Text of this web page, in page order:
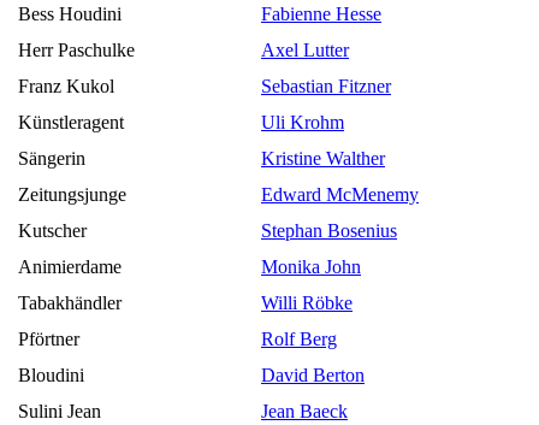
Bess Houdini
Fabienne Hesse
Herr Paschulke
Axel Lutter
Franz Kukol
Sebastian Fitzner
Künstleragent
Uli Krohm
Sängerin
Kristine Walther
Zeitungsjunge
Edward McMenemy
Kutscher
Stephan Bosenius
Animierdame
Monika John
Tabakhändler
Willi Röbke
Pförtner
Rolf Berg
Bloudini
David Berton
Sulini Jean
Jean Baeck